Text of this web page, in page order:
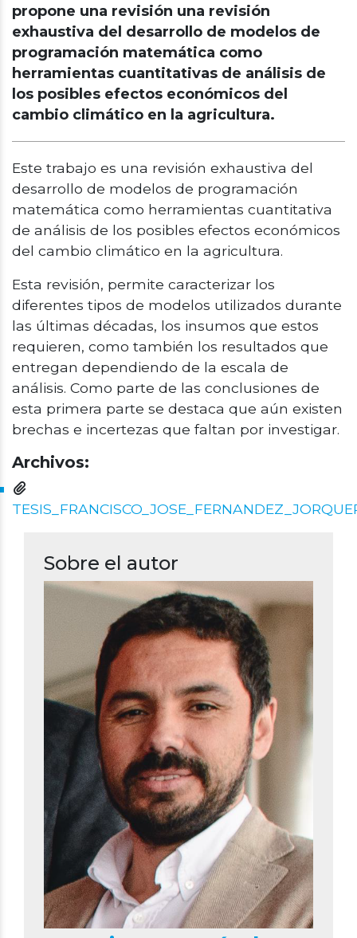
propone una revisión una revisión
exhaustiva del desarrollo de modelos de
programación matemática como
herramientas cuantitativas de análisis de
los posibles efectos económicos del
cambio climático en la agricultura.
Este trabajo es una revisión exhaustiva del
desarrollo de modelos de programación
matemática como herramientas cuantitativa
de análisis de los posibles efectos económicos
del cambio climático en la agricultura.
Esta revisión, permite caracterizar los
diferentes tipos de modelos utilizados durante
las últimas décadas, los insumos que estos
requieren, como también los resultados que
entregan dependiendo de la escala de
análisis. Como parte de las conclusiones de
esta primera parte se destaca que aún existen
brechas e incertezas que faltan por investigar.
Archivos:
Sobre el autor